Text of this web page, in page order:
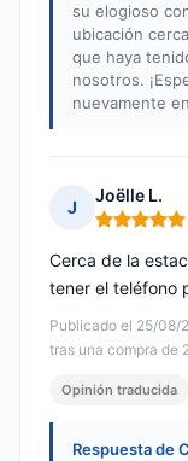
su elogioso
ubicación
que haya
nosotros.
nuevamente
J
Joëlle L.
Nota: 5 de 5
Publicado el 25/08/
tras una compra de
Cerca de la
tener el teléfono
Opinión traducida
Respuesta de